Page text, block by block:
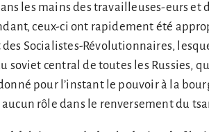
les mains des travailleuses-eurs et
ceux-ci ont rapidement été
Socialistes-Révolutionnaires,
soviet central de toutes les Russies,
pour l’instant le pouvoir à la
rôle dans le renversement du